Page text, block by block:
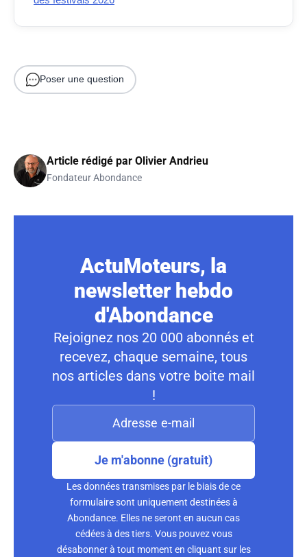
Poser une question
Article rédigé par Olivier Andrieu
Fondateur Abondance
ActuMoteurs, la
newsletter hebdo
d'Abondance
Rejoignez nos 20 000 abonnés et
recevez, chaque semaine, tous
nos articles dans votre boite mail
!
Je m'abonne (gratuit)
Les données transmises par le biais de ce
formulaire sont uniquement destinées à
Abondance. Elles ne seront en aucun cas
cédées à des tiers. Vous pouvez vous
désabonner à tout moment en cliquant sur les